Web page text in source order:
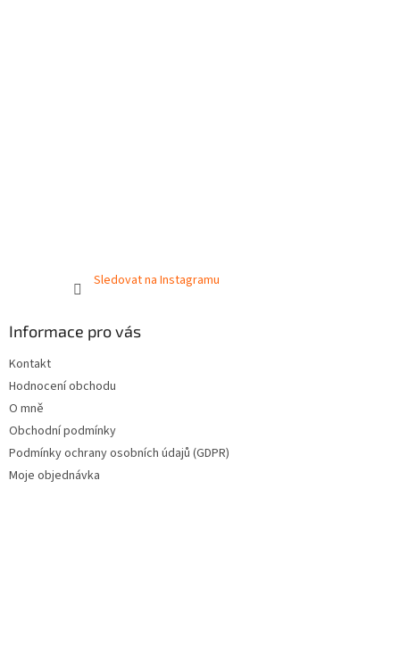
Sledovat na Instagramu
Informace pro vás
Kontakt
Hodnocení obchodu
O mně
Obchodní podmínky
Podmínky ochrany osobních údajů (GDPR)
Moje objednávka